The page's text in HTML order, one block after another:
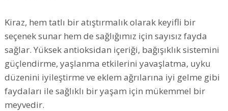
Kiraz, hem tatlı bir atıştırmalık olarak keyifli bir
seçenek sunar hem de sağlığımız için sayısız fayda
sağlar. Yüksek antioksidan içeriği, bağışıklık sistemini
güçlendirme, yaşlanma etkilerini yavaşlatma, uyku
düzenini iyileştirme ve eklem ağrılarına iyi gelme gibi
faydaları ile sağlıklı bir yaşam için mükemmel bir
meyvedir.